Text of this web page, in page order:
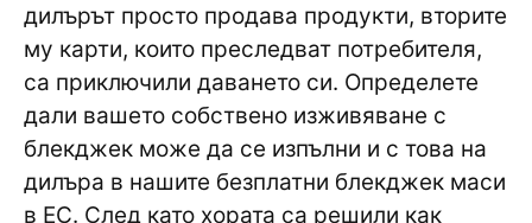
дилърът просто продава продукти, вторите
му карти, които преследват потребителя,
са приключили даването си. Определете
дали вашето собствено изживяване с
блекджек може да се изпълни и с това на
дилъра в нашите безплатни блекджек маси
в ЕС. След като хората са решили как